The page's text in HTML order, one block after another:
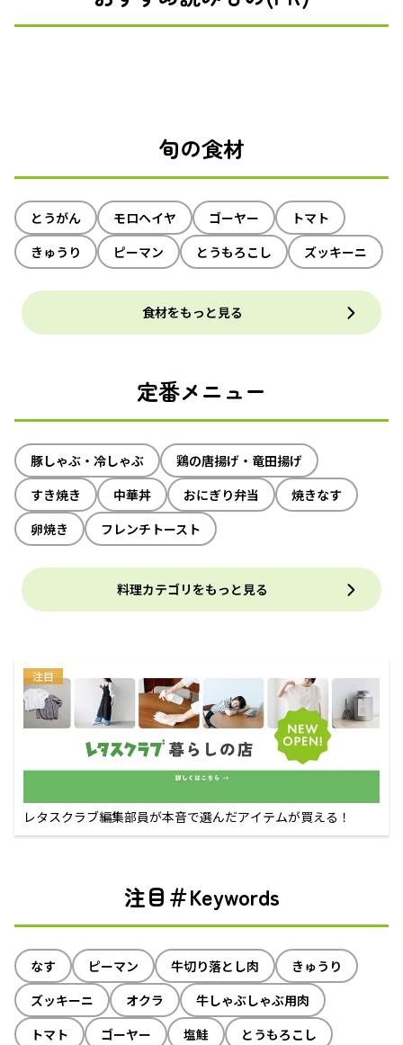
旬の食材
とうがん モロヘイヤ ゴーヤー
トマト
きゅうり
ピーマン とうもろこし ズッキーニ
食材をもっと見る
定番メニュー
豚しゃぶ・冷しゃぶ
鶏の唐揚げ・竜田揚げ
すき焼き
中華丼 おにぎり弁当
焼きなす
卵焼き
フレンチトースト
料理カテゴリをもっと見る
注目
レタスクラブ編集部員が本音で選んだアイテムが買える！
注目＃Keywords
なす ピーマン 牛切り落とし肉
きゅうり
ズッキーニ
オクラ
牛しゃぶしゃぶ用肉
トマト
ゴーヤー 塩鮭
とうもろこし